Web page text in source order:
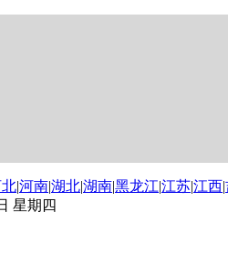
|河南|湖北|湖南|黑龙江|江苏|江西|
星期四